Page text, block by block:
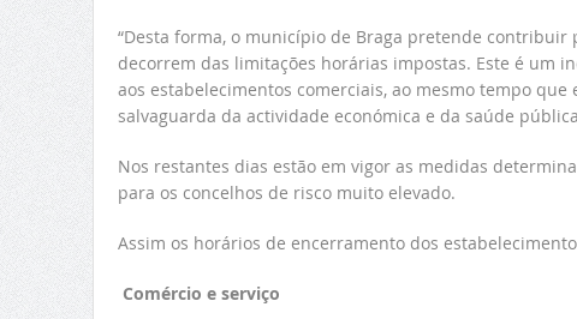
“Desta forma, o município de Braga pretende
decorrem das limitações horárias impostas. Este é um
aos estabelecimentos comerciais, ao mesmo tempo
salvaguarda da actividade económica e da saúde
Nos restantes dias estão em vigor as medidas
para os concelhos de risco muito elevado.
Assim os horários de encerramento dos
Comércio e serviço